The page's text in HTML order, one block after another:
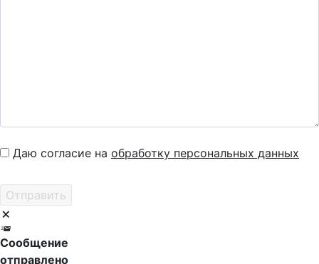
Даю согласие на обработку персональных данных
Сообщение
отправлено